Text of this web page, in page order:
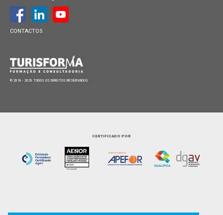
CONTACTOS
© 2018 - 2026 TODOS OS DIREITOS RESERVADOS
CERTIFICADO POR